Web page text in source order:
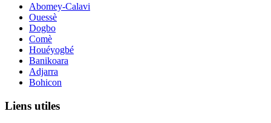
Abomey-Calavi
Ouessè
Dogbo
Comè
Houéyogbé
Banikoara
Adjarra
Bohicon
Liens utiles